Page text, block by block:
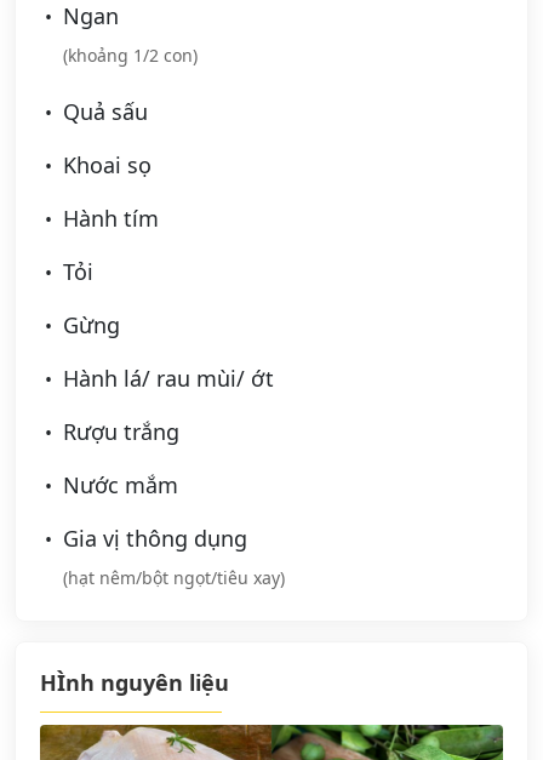
Ngan
(khoảng 1/2 con)
Quả sấu
Khoai sọ
Hành tím
Tỏi
Gừng
Hành lá/ rau mùi/ ớt
Rượu trắng
Nước mắm
Gia vị thông dụng
(hạt nêm/bột ngọt/tiêu xay)
HÌnh nguyên liệu